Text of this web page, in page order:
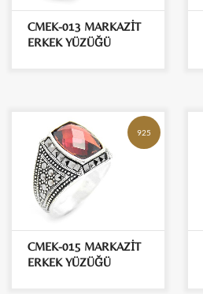
CMEK-013 MARKAZİT
ERKEK YÜZÜĞÜ
925
CMEK-015 MARKAZİT
ERKEK YÜZÜĞÜ